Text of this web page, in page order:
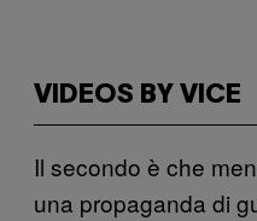
VIDEOS BY VICE
Il secondo è che
una propaganda di